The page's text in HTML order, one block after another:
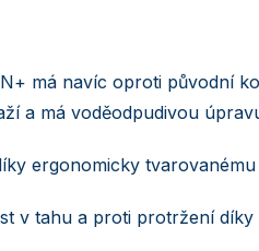
má navíc oproti původní
a má voděodpudivou
ergonomicky
v tahu a proti protržení díky